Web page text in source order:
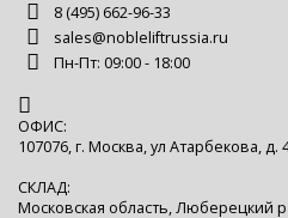
8 (495) 662-96-33
sales@nobleliftrussia.ru
Пн-Пт: 09:00 - 18:00
ОФИС:
107076, г. Москва, ул Атарбекова, д.
СКЛАД:
Московская область, Люберецкий